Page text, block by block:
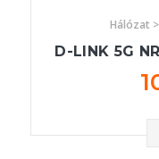
Hálózat
D-LINK 5G